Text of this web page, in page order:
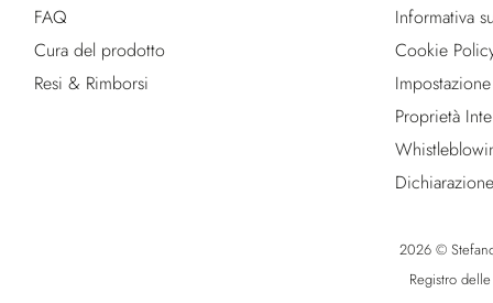
FAQ
Cura del prodotto
Resi & Rimborsi
Informativa
Cookie
Proprietà
2026 ©
Registro